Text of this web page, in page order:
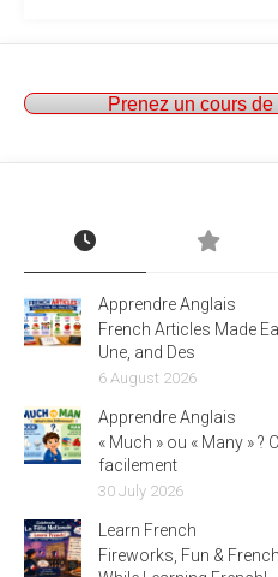
Prenez un cours
Apprendre Anglais
French Articles Made
Une, and Des
6 August 2026
Apprendre Anglais
« Much » ou « Many »
facilement
30 July 2026
Learn French
Fireworks, Fun &